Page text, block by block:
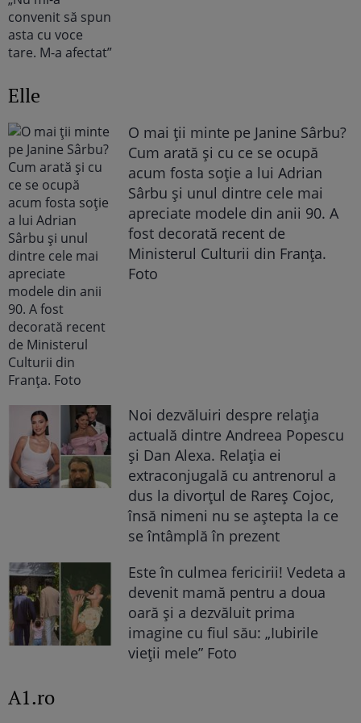
Elle
O mai ții minte pe Janine Sârbu?
Cum arată și cu ce se ocupă
acum fosta soție a lui Adrian
Sârbu și unul dintre cele mai
apreciate modele din anii 90. A
fost decorată recent de
Ministerul Culturii din Franța.
Foto
Noi dezvăluiri despre relația
actuală dintre Andreea Popescu
și Dan Alexa. Relația ei
extraconjugală cu antrenorul a
dus la divorțul de Rareș Cojoc,
însă nimeni nu se aștepta la ce
se întâmplă în prezent
Este în culmea fericirii! Vedeta a
devenit mamă pentru a doua
oară și a dezvăluit prima
imagine cu fiul său: „Iubirile
vieții mele” Foto
A1.ro